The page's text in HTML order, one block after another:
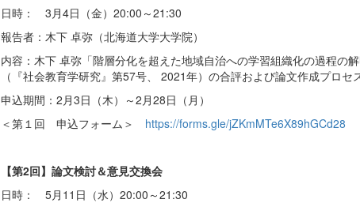
日時： 3月4日（金）20:00～21:30
報告者：木下 卓弥（北海道大学大学院）
内容：木下 卓弥「階層分化を超えた地域自治への学習組織化の過程の
（『社会教育学研究』第57号、 2021年）の合評および論文作成プロセ
申込期間：2月3日（木）～2月28日（月）
＜第１回 申込フォーム＞ https://forms.gle/jZKmMTe6X89hGCd28
【第2回】論文検討＆意見交換会
日時： 5月11日（水）20:00～21:30